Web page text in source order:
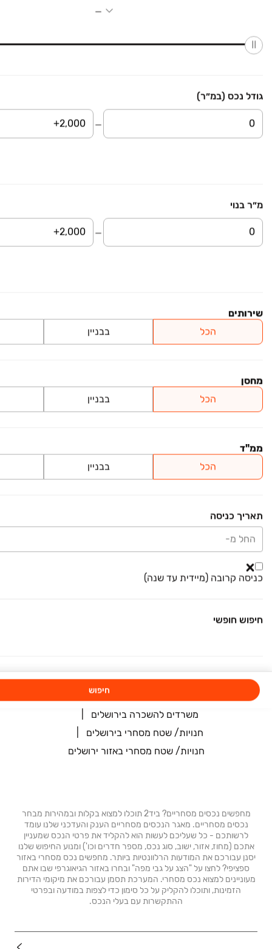
גודל נכס (במ״ר)
מ״ר בנוי
שירותים
הכל
בבניין
מחסן
הכל
בבניין
ממ"ד
הכל
בבניין
תאריך כניסה
החל מ-
כניסה קרובה (מיידית עד שנה)
חיפוש חופשי
חיפוש
פרויקט חדש נאות המקשר רובע 1
פרויקט חדש
פרויקט חדש
להמחשה
לייב יפה 38 ירושלים
ראשי נדל״ן מסחרי
עמודי מודעות דומות
משרדים בירושלים
משרדים באזור ירושלים
משרדים להשכרה באזור ירושלים
משרדים להשכרה בירושלים
חנויות/ שטח מסחרי בירושלים
חנויות/ שטח מסחרי באזור ירושלים
מחפשים נכסים מסחריים? ביד2 תוכלו למצוא בקלות ובמהירות מבחר
נכסים מסחריים. מאגר הנכסים מסחריים הענק והעדכני שלנו עומד
לרשותכם - כל שעליכם לעשות הוא להקליד את פרטי הנכס שמעניין
אתכם (מחוז, אזור, ישוב, סוג נכס, מספר חדרים וכו') ומנוע החיפוש שלנו
יסנן עבורכם את המודעות הרלוונטיות ביותר. מחפשים נכס מסחרי באזור
ספציפי? לחצו על "הצג על גבי מפה" ובחרו באזור הגיאוגרפי שבו אתם
מעוניינים למצוא נכס מסחרי. המערכת תסמן עבורכם את מיקומי הדירות
הזמינות, ותוכלו להקליק על כל סימון כדי לצפות במודעה ובפרטי
ההתקשרות עם בעלי הנכס.